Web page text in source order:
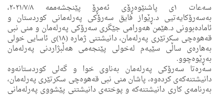
سه‌عات ١ى پاشنێوه‌ڕۆی ئه‌مڕۆ پێنجشه‌ممه‌ ٢٠٢١/٧/٨،
به‌سه‌رۆكایه‌تیی د.ڕێواز فایق سه‌رۆكی په‌رله‌مانی كوردستان و
ئاماده‌بوونی د.هێمن هه‌ورامی جێگری سه‌رۆكی په‌رله‌مان و منى نبى
قه‌هوه‌چی سكرتێری په‌رله‌مان، دانیشتنی ژماره (١٨)ى ئاسایی خولی
بەهارەی ساڵی سێیەم له‌خولی پێنجه‌می هه‌ڵبژاردنی په‌رله‌مان
به‌ڕێوه‌چوو.
سه‌ره‌تا سه‌رۆكی په‌رله‌مان به‌ناوى خوا و گه‌لی كوردستانه‌وه
دانیشتنه‌كه‌ی كرده‌وه‌، پاشان منى نبى قه‌هوه‌چی سكرتێری په‌رله‌مان،
به‌رنامه‌ى كارى دانیشتنه‌كه‌ و پوخته‌ى دانیشتنى پێشووى په‌رله‌مانى